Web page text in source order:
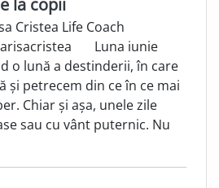
la copii
Cristea Life Coach
Luna iunie
o lună a destinderii, în care
și petrecem din ce în ce mai
Chiar și așa, unele zile
sau cu vânt puternic. Nu